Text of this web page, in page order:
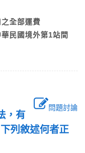
之全部運費
民國境外第1站間
問題討論
，有
列敘述何者正